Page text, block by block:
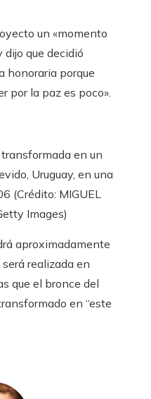
un «momento
que decidió
honoraria porque
por la paz es poco».
en un
Uruguay, en una
(Crédito: MIGUEL
Images)
aproximadamente
realizada en
que el bronce del
en “este